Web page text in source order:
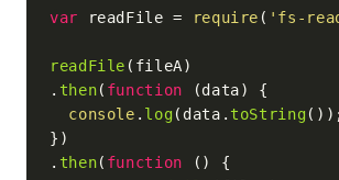
var readFile = require ( 'fs-
readFile (fileA)
. then( function (data) {
console . log(data. toString
})
. then( function ( ) {